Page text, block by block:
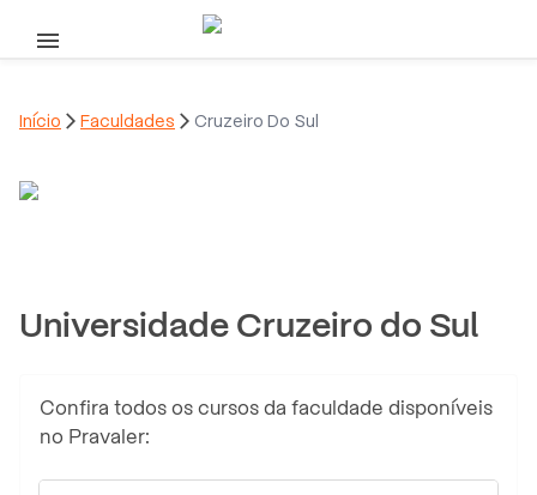
Pular para o conteúdo principal
Início  Faculdades  Cruzeiro Do Sul
Universidade Cruzeiro do Sul
Confira todos os cursos da faculdade disponíveis
no Pravaler: